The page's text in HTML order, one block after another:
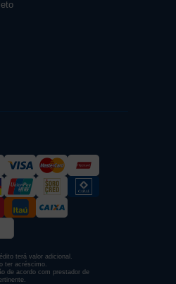
terá valor adicional.
ter acréscimo.
de acordo com prestador de